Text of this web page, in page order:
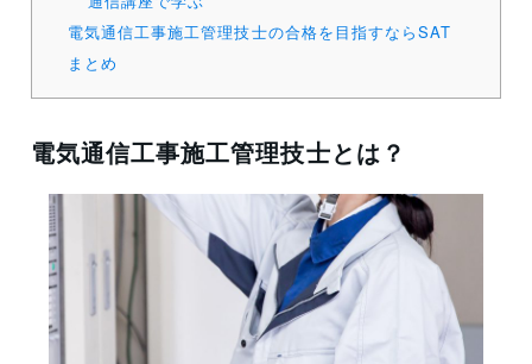
電気通信工事施工管理技士の合格を目指すならSAT
まとめ
電気通信工事施工管理技士とは？